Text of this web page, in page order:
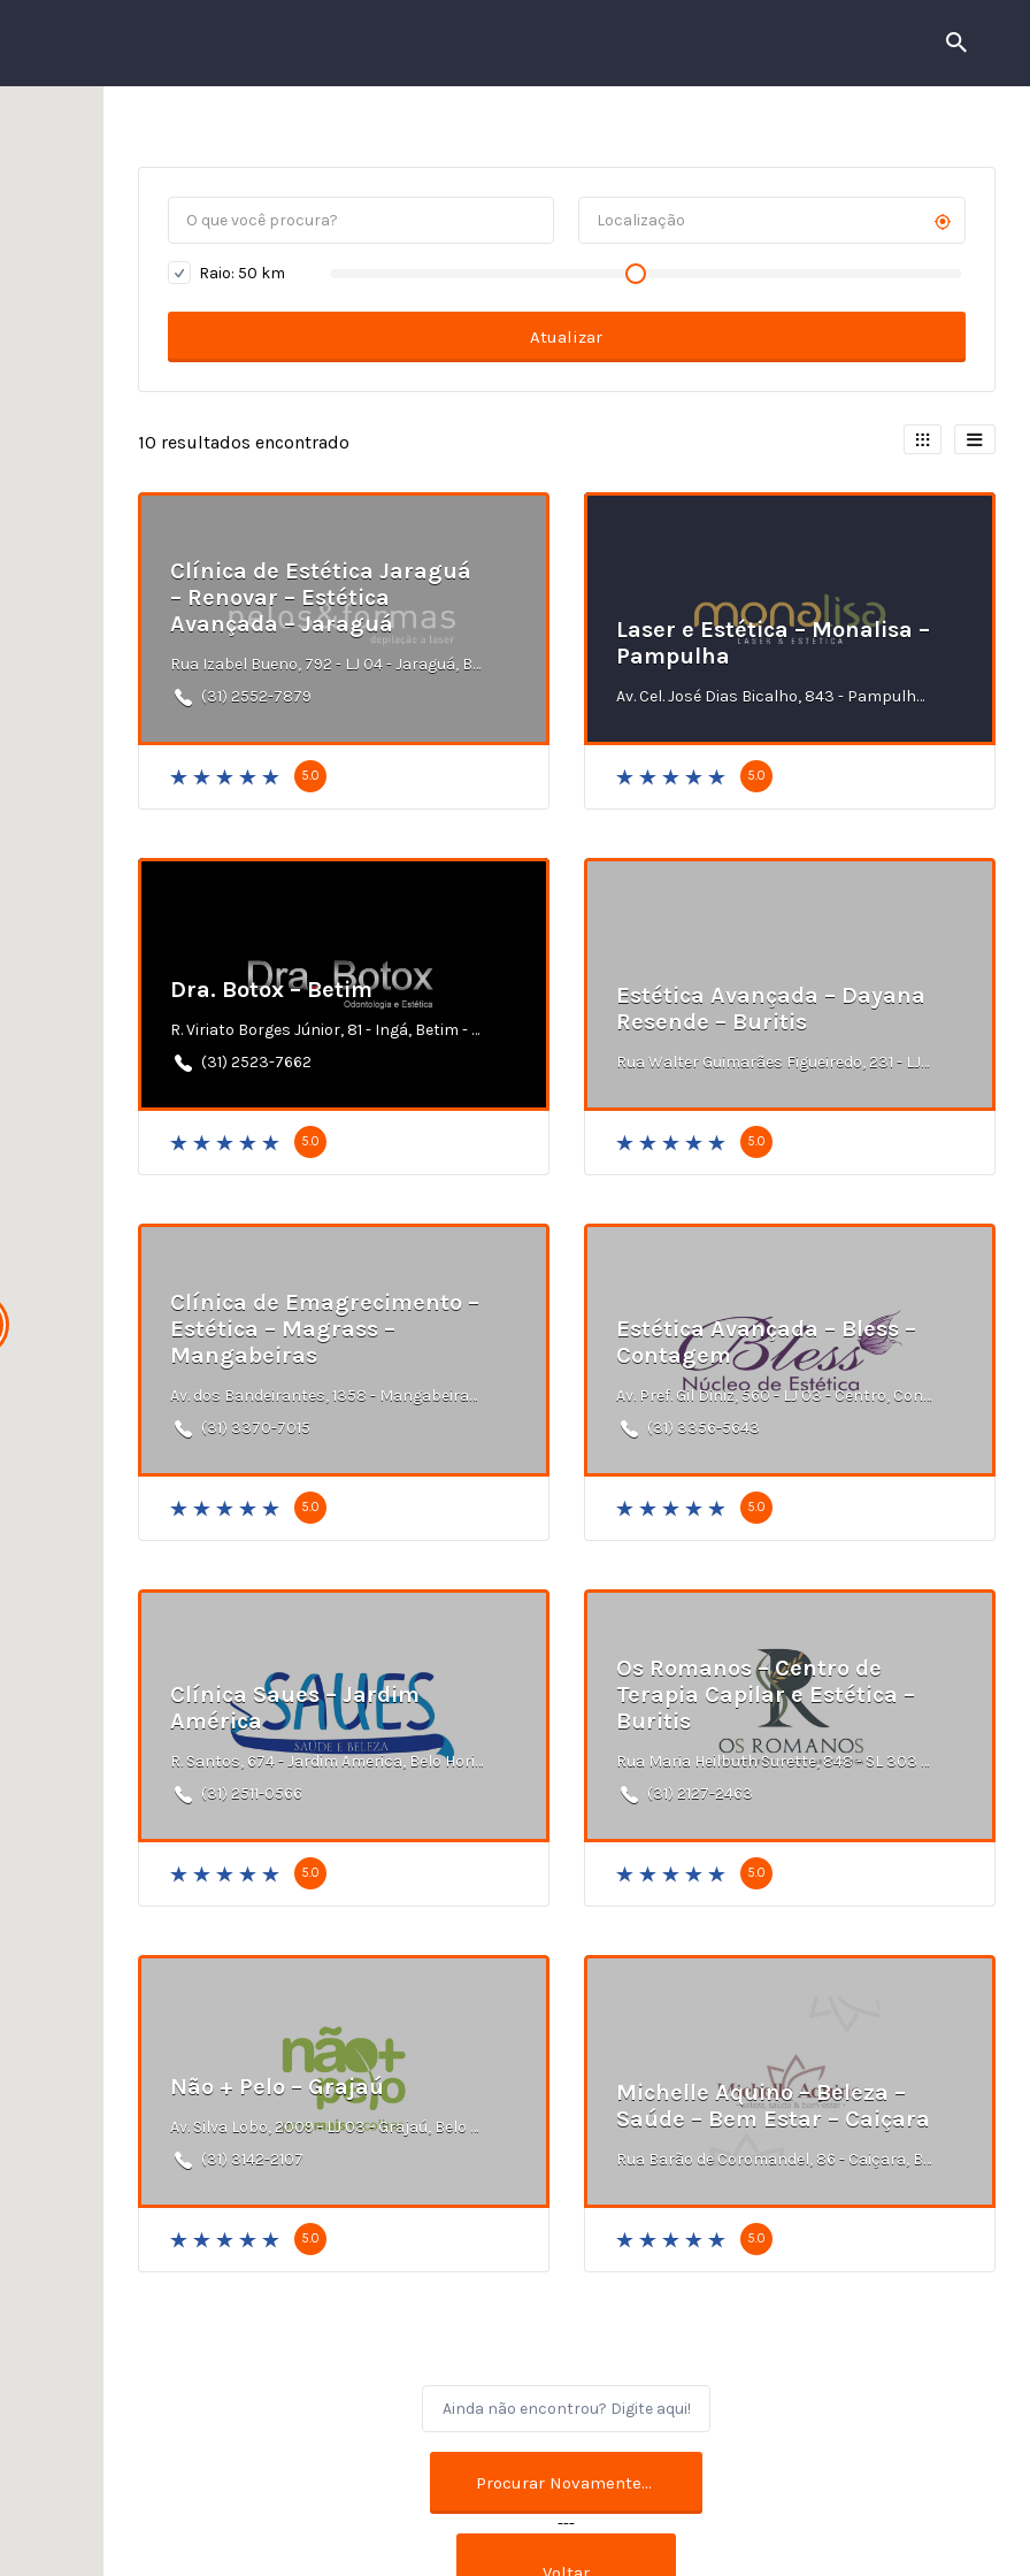
Raio: 50 km
Atualizar
10 resultados encontrado
Clínica de Estética Jaraguá
– Renovar – Estética
Avançada – Jaraguá
Rua Izabel Bueno, 792 - LJ 04 - Jaraguá, Belo Horizonte - MG
(31) 2552-7879
5.0
Laser e Estética – Monalisa –
Pampulha
Av. Cel. José Dias Bicalho, 843 - Pampulha, Belo Horizonte - MG
5.0
Dra. Botox – Betim
R. Viriato Borges Júnior, 81 - Ingá, Betim - MG
(31) 2523-7662
5.0
Estética Avançada – Dayana
Resende – Buritis
Rua Walter Guimarães Figueiredo, 231 - LJ 13 E 14 - Buritis, Belo Horizonte - MG
5.0
Clínica de Emagrecimento –
Estética – Magrass –
Mangabeiras
Av. dos Bandeirantes, 1358 - Mangabeiras, Belo Horizonte - MG
(31) 3370-7015
5.0
Estética Avançada – Bless –
Contagem
Av. Pref. Gil Diniz, 560 - LJ 03 - Centro, Contagem - MG
(31) 3356-5643
5.0
Clínica Saues – Jardim
América
R. Santos, 674 - Jardim America, Belo Horizonte - MG
(31) 2511-0566
5.0
Os Romanos – Centro de
Terapia Capilar e Estética –
Buritis
Rua Maria Heilbuth Surette, 848 - SL 303 - Buritis, Belo Horizonte - MG
(31) 2127-2463
5.0
Não + Pelo – Grajaú
Av. Silva Lobo, 2009 - LJ 03 - Grajaú, Belo Horizonte - MG
(31) 3142-2107
5.0
Michelle Aquino – Beleza –
Saúde – Bem Estar – Caiçara
Rua Barão de Coromandel, 86 - Caiçara, Belo Horizonte - MG
5.0
---